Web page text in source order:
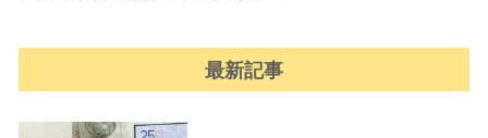
最新記事